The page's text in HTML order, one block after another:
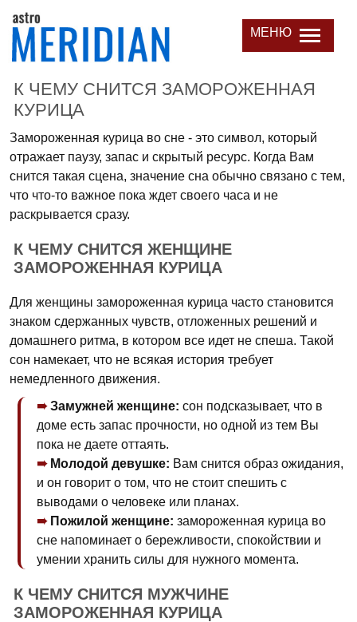
МЕНЮ
К ЧЕМУ СНИТСЯ ЗАМОРОЖЕННАЯ
КУРИЦА
Замороженная курица во сне - это символ, который
отражает паузу, запас и скрытый ресурс. Когда Вам
снится такая сцена, значение сна обычно связано с тем,
что что-то важное пока ждет своего часа и не
раскрывается сразу.
К ЧЕМУ СНИТСЯ ЖЕНЩИНЕ
ЗАМОРОЖЕННАЯ КУРИЦА
Для женщины замороженная курица часто становится
знаком сдержанных чувств, отложенных решений и
домашнего ритма, в котором все идет не спеша. Такой
сон намекает, что не всякая история требует
немедленного движения.
Замужней женщине: сон подсказывает, что в
доме есть запас прочности, но одной из тем Вы
пока не даете оттаять.
Молодой девушке: Вам снится образ ожидания,
и он говорит о том, что не стоит спешить с
выводами о человеке или планах.
Пожилой женщине: замороженная курица во
сне напоминает о бережливости, спокойствии и
умении хранить силы для нужного момента.
К ЧЕМУ СНИТСЯ МУЖЧИНЕ
ЗАМОРОЖЕННАЯ КУРИЦА